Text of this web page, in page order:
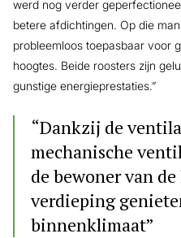
werd nog verder
betere afdichtingen. Op die
probleemloos toepasbaar voor
hoogtes. Beide roosters zijn
gunstige energieprestaties.”
“Dankzij de
mechanische
de bewoner van
verdieping
binnenklimaat”